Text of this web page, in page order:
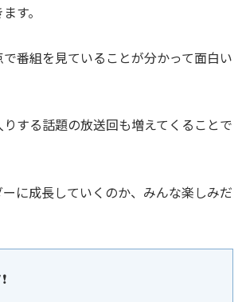
す。
番組を見ていることが分かって面白い
する話題の放送回も増えてくることで
に成長していくのか、みんな楽しみだ